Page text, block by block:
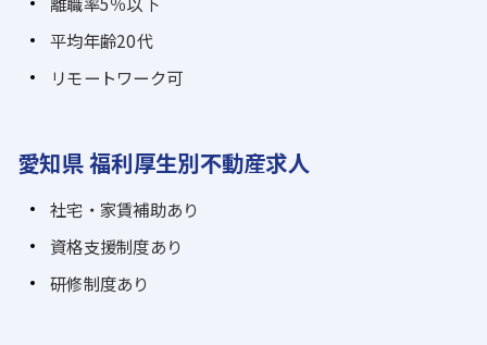
平均年齢20代
リモートワーク可
愛知県 福利厚生別不動産求人
社宅・家賃補助あり
資格支援制度あり
研修制度あり